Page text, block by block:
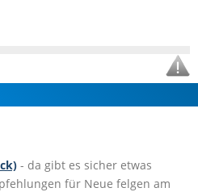
- da gibt es sicher etwas
für Neue felgen am